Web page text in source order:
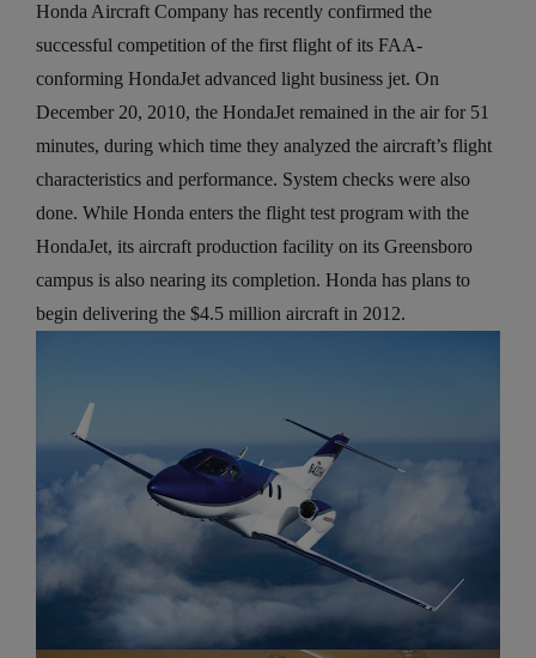
Honda Aircraft Company has recently confirmed the
successful competition of the first flight of its FAA-
conforming HondaJet advanced light business jet. On
December 20, 2010, the HondaJet remained in the air for 51
minutes, during which time they analyzed the aircraft’s flight
characteristics and performance. System checks were also
done. While Honda enters the flight test program with the
HondaJet, its aircraft production facility on its Greensboro
campus is also nearing its completion. Honda has plans to
begin delivering the $4.5 million aircraft in 2012.